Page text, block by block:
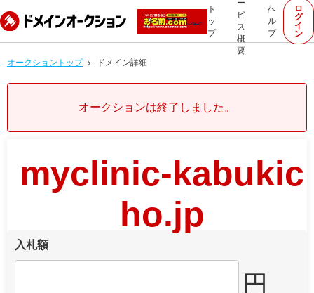
ト
ッ
プ
ー
ビ
ス
概
要
ヘ
ル
プ
ロ
グ
イ
ン
オークショントップ ドメイン詳細
オークションは終了しました。
myclinic-kabukic
ho.jp
入札額
円